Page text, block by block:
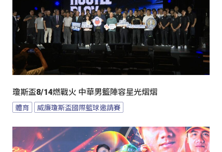
瓊斯盃8/14燃戰火 中華男籃陣容星光熠熠
體育 威廉瓊斯盃國際籃球邀請賽